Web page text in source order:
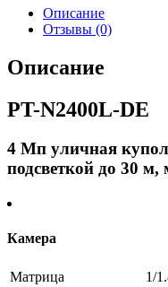
Описание
Отзывы (0)
Описание
PT-N2400L-DE
4 Мп уличная
подсветкой до 30
Камера
Матрица
1/